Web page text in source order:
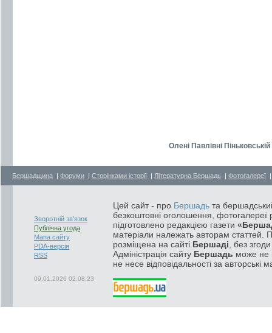
Олені Павлівні
Бершадщина | Форуми | Сторінками історії | Літературна Бершадь | Фотогалереї
Зворотній зв'язок
Публічна угода
Мапа сайту
PDA-версія
RSS
09.01.2026 02:08:23
Цей сайт - про Бершадь та
безкоштовні оголошення, фотогалереї
підготовлено редакцією газети
матеріали належать авторам статтей.
розміщена на сайті Бершаді , без
Адміністрація сайту Бершадь може не
не несе відповідальності за авторські